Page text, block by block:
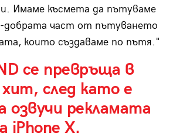
Имаме късмета да пътуваме
добрата част от пътуването
които създаваме по пътя."
се превръща в
след като е
озвучи рекламата
iPhone X.